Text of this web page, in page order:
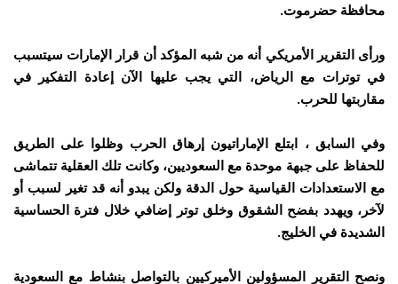
محافظة حضرموت.
ورأى التقرير الأمريكي أنه من شبه المؤكد أن قرار الإمارات سيتسبب
في توترات مع الرياض، التي يجب عليها الآن إعادة التفكير في
مقاربتها للحرب.
وفي السابق ، ابتلع الإماراتيون إرهاق الحرب وظلوا على الطريق
للحفاظ على جبهة موحدة مع السعوديين، وكانت تلك العقلية تتماشى
مع الاستعدادات القياسية حول الدقة ولكن يبدو أنه قد تغير لسبب أو
لآخر، ويهدد بفضح الشقوق وخلق توتر إضافي خلال فترة الحساسية
الشديدة في الخليج.
ونصح التقرير المسؤولين الأميركيين بالتواصل بنشاط مع السعودية